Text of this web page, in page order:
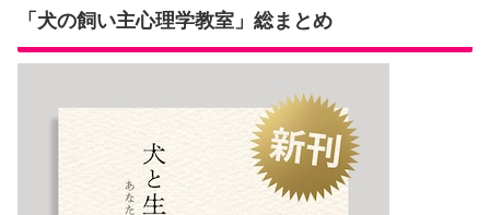
「犬の飼い主心理学教室」総まとめ